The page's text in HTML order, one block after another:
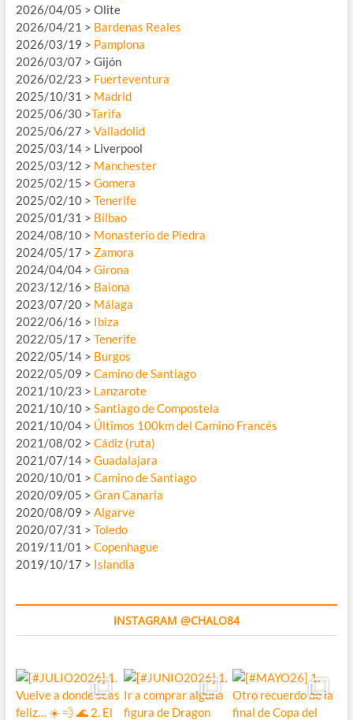
2026/04/05 > Olite
2026/04/21 > Bardenas Reales
2026/03/19 > Pamplona
2026/03/07 > Gijón
2026/02/23 > Fuerteventura
2025/10/31 > Madrid
2025/06/30 >Tarifa
2025/06/27 > Valladolid
2025/03/14 > Liverpool
2025/03/12 > Manchester
2025/02/15 > Gomera
2025/02/10 > Tenerife
2025/01/31 > Bilbao
2024/08/10 > Monasterio de Piedra
2024/05/17 > Zamora
2024/04/04 > Girona
2023/12/16 > Baiona
2023/07/20 > Málaga
2022/06/16 > Ibiza
2022/05/17 > Tenerife
2022/05/14 > Burgos
2022/05/09 > Camino de Santiago
2021/10/23 > Lanzarote
2021/10/10 > Santiago de Compostela
2021/10/04 > Últimos 100km del Camino Francés
2021/08/02 > Cádiz (ruta)
2021/07/14 > Guadalajara
2020/10/01 > Camino de Santiago
2020/09/05 > Gran Canaria
2020/08/09 > Algarve
2020/07/31 > Toledo
2019/11/01 > Copenhague
2019/10/17 > Islandia
INSTAGRAM @CHALO84